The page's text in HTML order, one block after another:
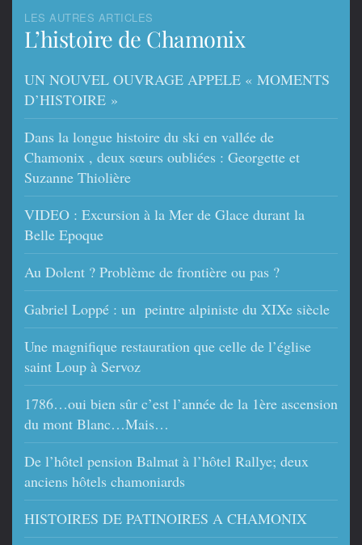
LES AUTRES ARTICLES
L’histoire de Chamonix
UN NOUVEL OUVRAGE APPELE « MOMENTS
D’HISTOIRE »
Dans la longue histoire du ski en vallée de
Chamonix , deux sœurs oubliées : Georgette et
Suzanne Thiolière
VIDEO : Excursion à la Mer de Glace durant la
Belle Epoque
Au Dolent ? Problème de frontière ou pas ?
Gabriel Loppé : un peintre alpiniste du XIXe siècle
Une magnifique restauration que celle de l’église
saint Loup à Servoz
1786…oui bien sûr c’est l’année de la 1ère ascension
du mont Blanc…Mais…
De l’hôtel pension Balmat à l’hôtel Rallye; deux
anciens hôtels chamoniards
HISTOIRES DE PATINOIRES A CHAMONIX